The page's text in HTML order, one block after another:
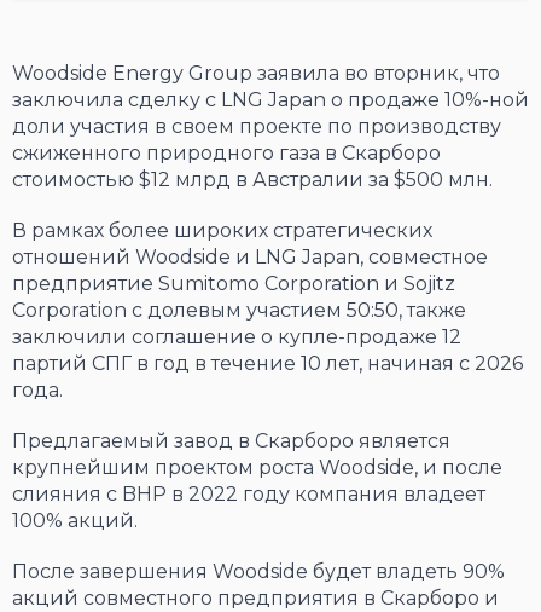
Woodside Energy Group заявила во вторник, что
заключила сделку с LNG Japan о продаже 10%-ной
доли участия в своем проекте по производству
сжиженного природного газа в Скарборо
стоимостью $12 млрд в Австралии за $500 млн.
В рамках более широких стратегических
отношений Woodside и LNG Japan, совместное
предприятие Sumitomo Corporation и Sojitz
Corporation с долевым участием 50:50, также
заключили соглашение о купле-продаже 12
партий СПГ в год в течение 10 лет, начиная с 2026
года.
Предлагаемый завод в Скарборо является
крупнейшим проектом роста Woodside, и после
слияния с BHP в 2022 году компания владеет
100% акций.
После завершения Woodside будет владеть 90%
акций совместного предприятия в Скарборо и